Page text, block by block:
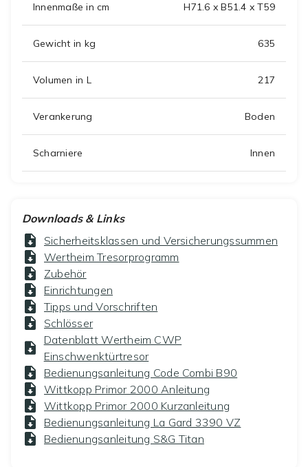
Innenmaße in cm H71.6 x B51.4 x T59
Gewicht in kg 635
Volumen in L 217
Verankerung Boden
Scharniere Innen
Downloads & Links
Sicherheitsklassen und Versicherungssummen
Wertheim Tresorprogramm
Zubehör
Einrichtungen
Tipps und Vorschriften
Schlösser
Datenblatt Wertheim CWP
Einschwenktürtresor
Bedienungsanleitung Code Combi B90
Wittkopp Primor 2000 Anleitung
Wittkopp Primor 2000 Kurzanleitung
Bedienungsanleitung La Gard 3390 VZ
Bedienungsanleitung S&G Titan